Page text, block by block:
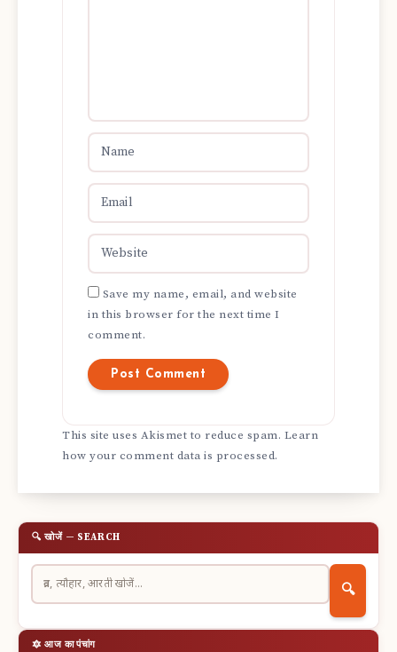
Save my name, email, and website
in this browser for the next time I
comment.
This site uses Akismet to reduce spam. Learn
how your comment data is processed.
🔍 खोजें — SEARCH
🔍
🔯 आज का पंचांग